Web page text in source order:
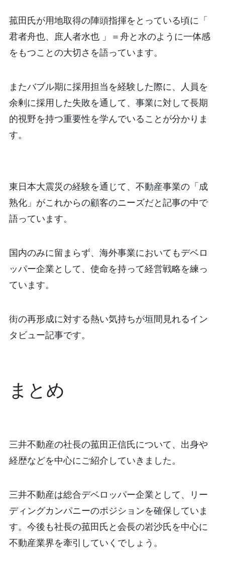
菰田氏が用地取得の陣頭指揮をとっている頃に「
君者舟也、庶人者水也 」＝舟と水のように一体感
をもつことの大切さを語っています。
またバブル期に採用担当を経験した際に、人員を
余剰に採用した失敗を通して、事業に対して長期
的視野を持つ重要性を学んでいることが分かりま
す。
東日本大震災の経験を通じて、不動産事業の「成
熟化」がこれからの顧客のニーズだと記事の中で
語っています。
国内のみに留まらず、海外事業においてもデベロ
ッパー企業として、使命を持って経営戦略を練っ
ています。
街の再形成に対する熱い気持ちが垣間見れるイン
タビュー記事です。
まとめ
三井不動産の社長の菰田正信氏について、出身や
経歴などを中心にご紹介していきました。
三井不動産は総合デベロッパー企業として、リー
ディングカンパニーのポジションを確保していま
す。今後も社長の菰田氏と会長の岩沙氏を中心に
不動産業界を牽引していくでしょう。